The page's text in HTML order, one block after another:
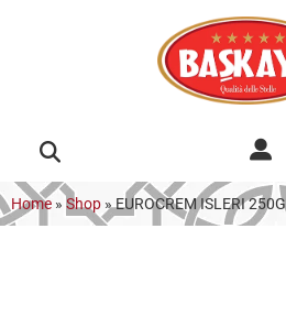
Home » Shop »EUROCREM ISLERI 250G